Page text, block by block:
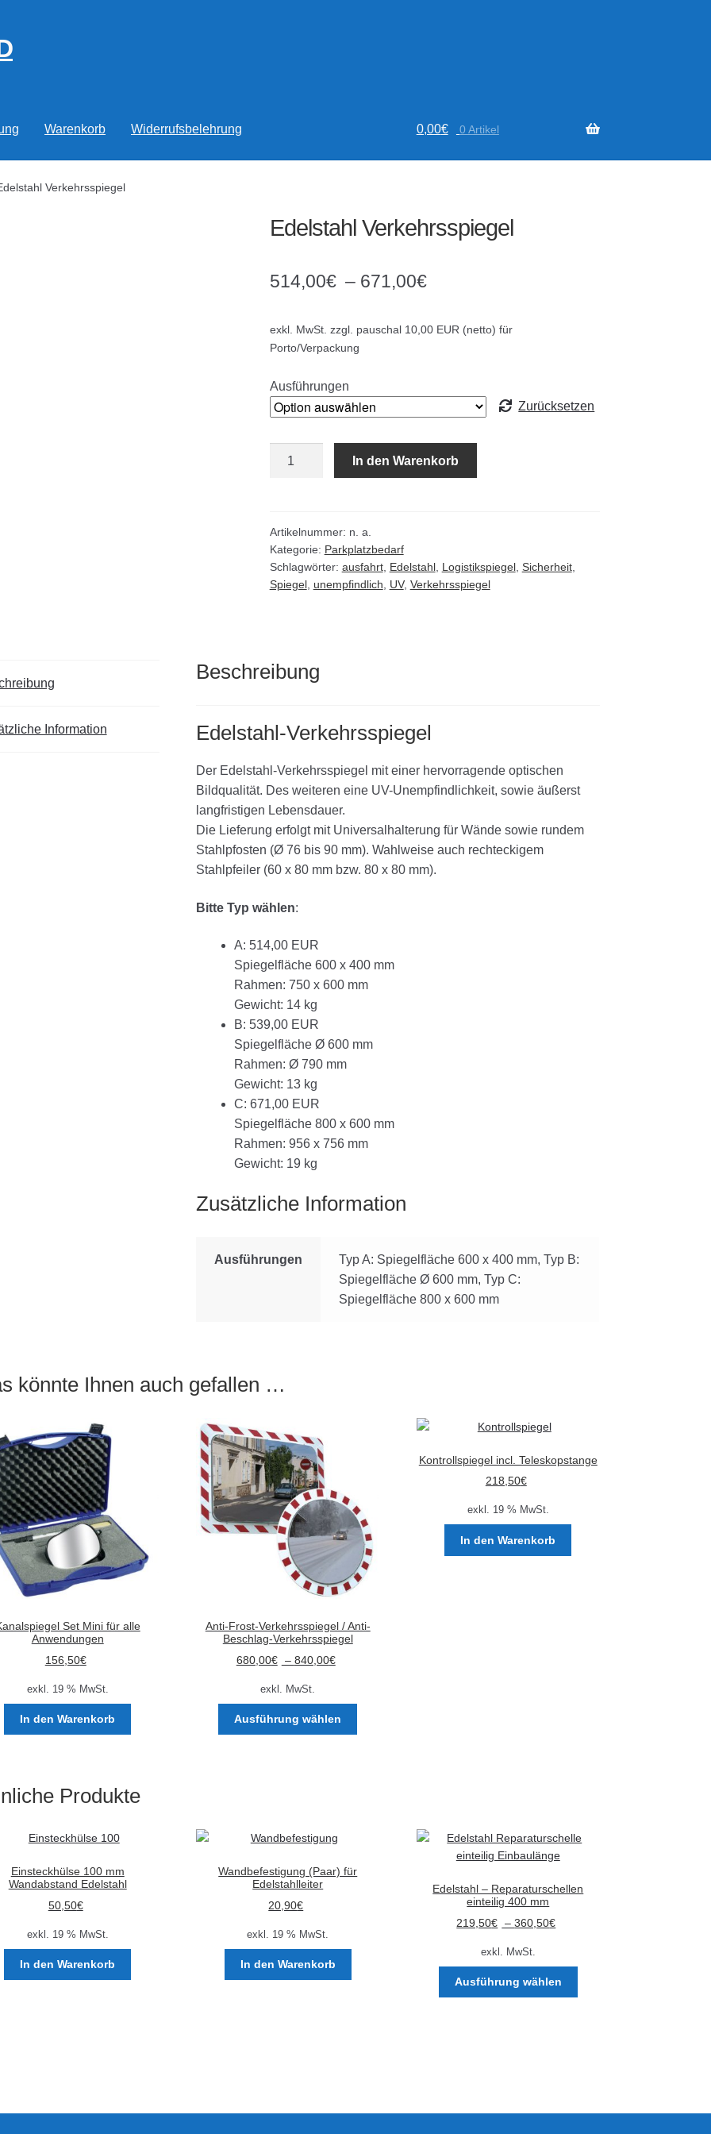
Warenkorb Widerrufsbelehrung 0,00€ 0 Artikel
Verkehrsspiegel
Edelstahl Verkehrsspiegel
514,00€ – 671,00€
exkl. MwSt. zzgl. pauschal 10,00 EUR (netto) für
Porto/Verpackung
Ausführungen
Zurücksetzen
In den Warenkorb
Artikelnummer: n. a.
Kategorie: Parkplatzbedarf
Schlagwörter: ausfahrt, Edelstahl, Logistikspiegel, Sicherheit,
Spiegel, unempfindlich, UV, Verkehrsspiegel
Information
Beschreibung
Edelstahl-Verkehrsspiegel
Der Edelstahl-Verkehrsspiegel mit einer hervorragende optischen
Bildqualität. Des weiteren eine UV-Unempfindlichkeit, sowie äußerst
langfristigen Lebensdauer.
Die Lieferung erfolgt mit Universalhalterung für Wände sowie rundem
Stahlpfosten (Ø 76 bis 90 mm). Wahlweise auch rechteckigem
Stahlpfeiler (60 x 80 mm bzw. 80 x 80 mm).
Bitte Typ wählen:
A: 514,00 EUR
Spiegelfläche 600 x 400 mm
Rahmen: 750 x 600 mm
Gewicht: 14 kg
B: 539,00 EUR
Spiegelfläche Ø 600 mm
Rahmen: Ø 790 mm
Gewicht: 13 kg
C: 671,00 EUR
Spiegelfläche 800 x 600 mm
Rahmen: 956 x 756 mm
Gewicht: 19 kg
Zusätzliche Information
Ausführungen
Typ A: Spiegelfläche 600 x 400 mm, Typ B:
Spiegelfläche Ø 600 mm, Typ C:
Spiegelfläche 800 x 600 mm
könnte Ihnen auch gefallen …
Set Mini für alle
Anwendungen
156,50€
exkl. 19 % MwSt.
In den Warenkorb
Anti-Frost-Verkehrsspiegel / Anti-
Beschlag-Verkehrsspiegel
680,00€ – 840,00€
exkl. MwSt.
Ausführung wählen
auf
Kontrollspiegel incl. Teleskopstange
218,50€
exkl. 19 % MwSt.
In den Warenkorb
Produkte
Einsteckhülse 100 mm
Wandabstand Edelstahl
50,50€
exkl. 19 % MwSt.
In den Warenkorb
Wandbefestigung (Paar) für
Edelstahlleiter
20,90€
exkl. 19 % MwSt.
In den Warenkorb
Edelstahl – Reparaturschellen
einteilig 400 mm
219,50€ –360,50€
exkl. MwSt.
Ausführung wählen
können